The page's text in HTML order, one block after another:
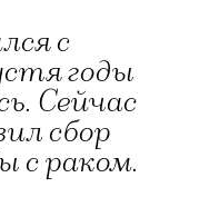
с
годы
Сейчас
сбор
с раком.